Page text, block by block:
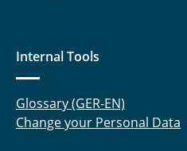
Internal Tools
Glossary (GER-EN)
Change your Personal Data